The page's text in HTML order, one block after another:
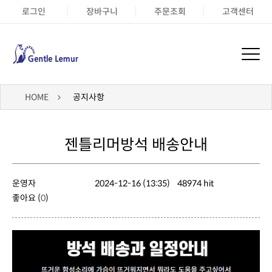
로그인 장바구니 주문조회 고객센터
HOME 공지사항
젠틀리머방석 배송안내
운영자 2024-12-16 (13:35)
48974 hit
좋아요 (0)